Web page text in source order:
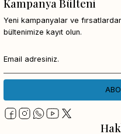
Kampanya Bülteni
Yeni kampanyalar ve
bültenimize kayıt olun.